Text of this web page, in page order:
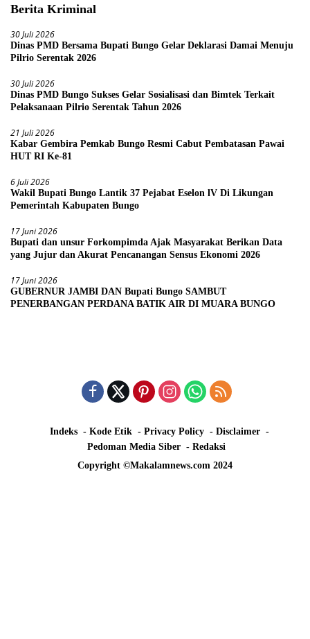
Berita Kriminal
30 Juli 2026
Dinas PMD Bersama Bupati Bungo Gelar Deklarasi Damai Menuju
Pilrio Serentak 2026
30 Juli 2026
Dinas PMD Bungo Sukses Gelar Sosialisasi dan Bimtek Terkait
Pelaksanaan Pilrio Serentak Tahun 2026
21 Juli 2026
Kabar Gembira Pemkab Bungo Resmi Cabut Pembatasan Pawai
HUT RI Ke-81
6 Juli 2026
Wakil Bupati Bungo Lantik 37 Pejabat Eselon lV Di Likungan
Pemerintah Kabupaten Bungo
17 Juni 2026
Bupati dan unsur Forkompimda Ajak Masyarakat Berikan Data
yang Jujur dan Akurat Pencanangan Sensus Ekonomi 2026
17 Juni 2026
GUBERNUR JAMBI DAN Bupati Bungo SAMBUT
PENERBANGAN PERDANA BATIK AIR DI MUARA BUNGO
Indeks Kode Etik Privacy Policy
Disclaimer
Pedoman Media Siber
Redaksi
Copyright ©Makalamnews.com 2024